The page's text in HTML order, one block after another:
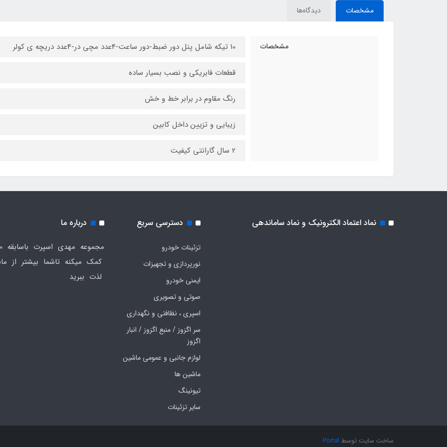
مشخصات دیدگاه‌ها
مشخصات 10 تیکه شامل پنل دور ضبط-دور ساعت-4عدد مچی در-4عدد دریچه ی کولر
قطعات فابریکی و نصب بسیار ساده
رنگ مقاوم در برابر خط و خش
زیبایی و تزیین داخل کابین
2 سال گارانتی کیفیت
نماد اعتماد الکترونیک و نماد ساماندهی دسترسی سریع
تزئینات خودرو
نورپردازی و تجهیزات
ایمنی خودرو
صوتی و تصویری
اسپری ، نظافتی و نگهداری
سر اگزوز / منبع اگزوز / انبار
اگزوز
لوازم جانبی و عمومی ماشین
ماشین ها
تیونینگ
سایر تزئینات
درباره ما
کمک میکنه تاشما بیشتر از
لذت ببرید
ساخت سایت توسط Portal